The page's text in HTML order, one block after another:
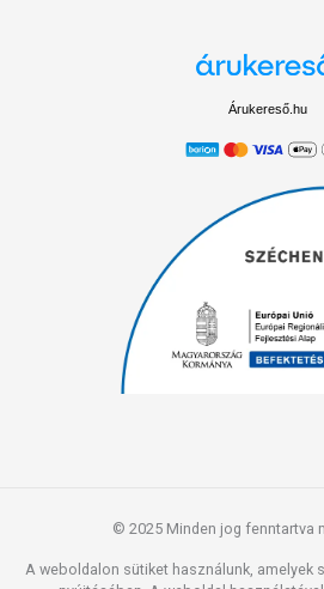
Árukereső.hu
© 2025 Minden jog fenntartva
A weboldalon sütiket használunk, amelyek